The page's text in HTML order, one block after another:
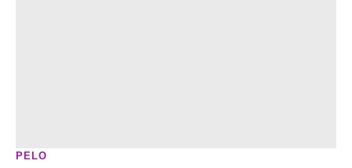
PELO